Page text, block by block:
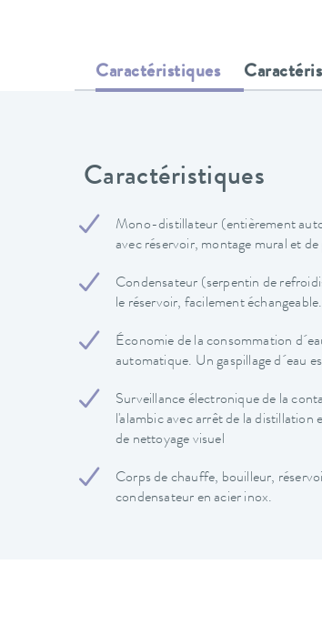
Caractéristiques
Caractéristiques
Mono-distillateur (entièrement
avec réservoir, montage mural et de
Condensateur (serpentin de
le réservoir, facilement échangeable.
Économie de la consommation
automatique. Un gaspillage d´eau
Surveillance électronique de la
l'alambic avec arrêt de la distillation
de nettoyage visuel
Corps de chauffe, bouilleur,
condensateur en acier inox.